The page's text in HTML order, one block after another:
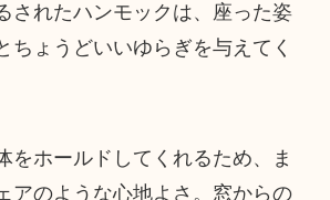
されたハンモックは、座った姿
ちょうどいいゆらぎを与えてく
をホールドしてくれるため、ま
アのような心地よさ。窓からの